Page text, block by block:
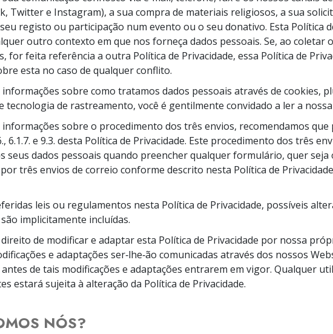
Twitter e Instagram), a sua compra de materiais religiosos, a sua
registo ou participação num evento ou o seu donativo. Esta Política
outro contexto em que nos forneça dados pessoais. Se, ao coletar
for feita referência a outra Política de Privacidade, essa Política de
esta no caso de qualquer conflito.
informações sobre como tratamos dados pessoais através de cookies,
tecnologia de rastreamento, você é gentilmente convidado a ler a nossa
informações sobre o procedimento dos três envios, recomendamos
6.1.7. e 9.3. desta Política de Privacidade. Este procedimento dos três
seus dados pessoais quando preencher qualquer formulário, quer seja
três envios de correio conforme descrito nesta Política de
leis ou regulamentos nesta Política de Privacidade, possíveis
implicitamente incluídas.
de modificar e adaptar esta Política de Privacidade por nossa
e adaptações ser‑lhe‑ão comunicadas através dos nossos
de tais modificações e adaptações entrarem em vigor. Qualquer
estará sujeita à alteração da Política de Privacidade.
NÓS?